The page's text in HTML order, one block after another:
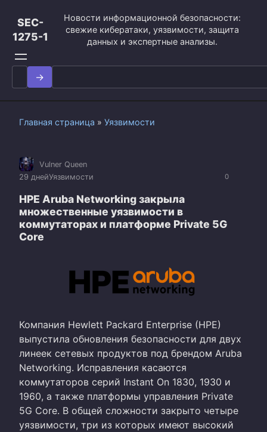
контенту
SEC-
1275-1
Новости информационной безопасности:
свежие кибератаки, уязвимости, защита
данных и экспертные анализы.
Search
for:
Главная страница » Уязвимости
0
Vulner Queen
29 днейУязвимости
HPE Aruba Networking закрыла
множественные уязвимости в
коммутаторах и платформе Private 5G
Core
Компания Hewlett Packard Enterprise (HPE)
выпустила обновления безопасности для двух
линеек сетевых продуктов под брендом Aruba
Networking. Исправления касаются
коммутаторов серий Instant On 1830, 1930 и
1960, а также платформы управления Private
5G Core. В общей сложности закрыто четыре
уязвимости, три из которых имеют высокий